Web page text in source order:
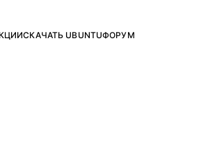
СКАЧАТЬ UBUNTUФОРУМ